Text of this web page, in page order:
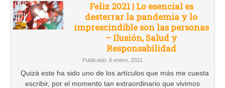
Feliz 2021 | Lo esencial es
desterrar la pandemia y lo
imprescindible son las personas
– Ilusión, Salud y
Responsabilidad
Publicado: 6 enero, 2021
Quizá este ha sido uno de los artículos que más me cuesta
escribir, por el momento tan extraordinario que vivimos